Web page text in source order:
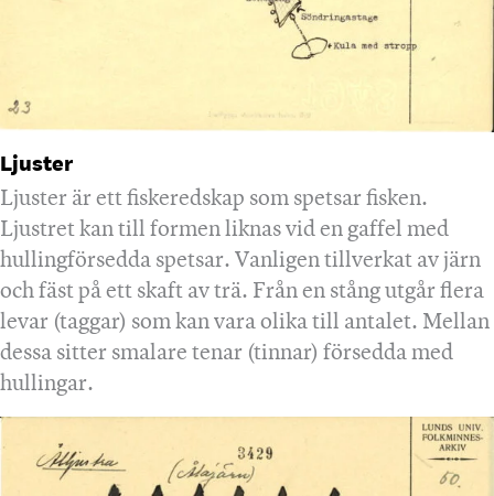
Ljuster
Ljuster är ett fiskeredskap som spetsar fisken.
Ljustret kan till formen liknas vid en gaffel med
hullingförsedda spetsar. Vanligen tillverkat av järn
och fäst på ett skaft av trä. Från en stång utgår flera
levar (taggar) som kan vara olika till antalet. Mellan
dessa sitter smalare tenar (tinnar) försedda med
hullingar.